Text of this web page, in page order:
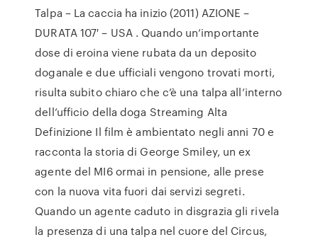
Talpa – La caccia ha inizio (2011) AZIONE –
DURATA 107′ – USA . Quando un’importante
dose di eroina viene rubata da un deposito
doganale e due ufficiali vengono trovati morti,
risulta subito chiaro che c’è una talpa all’interno
dell’ufficio della doga Streaming Alta
Definizione Il film è ambientato negli anni 70 e
racconta la storia di George Smiley, un ex
agente del MI6 ormai in pensione, alle prese
con la nuova vita fuori dai servizi segreti.
Quando un agente caduto in disgrazia gli rivela
la presenza di una talpa nel cuore del Circus,